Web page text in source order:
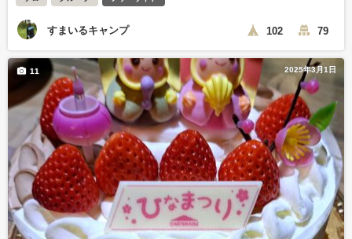
すまいるキャンプ 102 79
2025年3月1日
11